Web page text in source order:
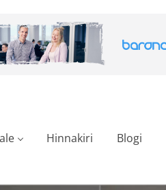
Hinnakiri Blogi